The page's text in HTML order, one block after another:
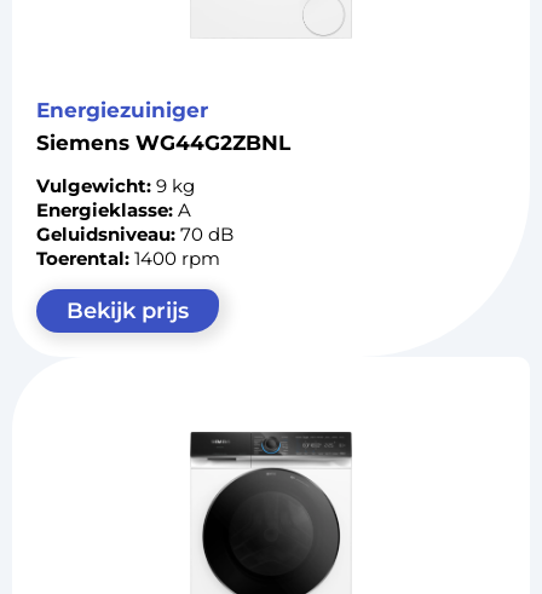
Energiezuiniger
Siemens WG44G2ZBNL
Vulgewicht: 9 kg
Energieklasse: A
Geluidsniveau: 70 dB
Toerental: 1400 rpm
Bekijk prijs